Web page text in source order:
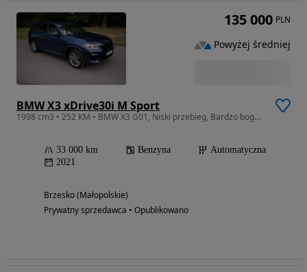
BMW X3 xDrive30i M Sport
1998 cm3 • 252 KM • BMW X3 G01, Niski przebieg, Bardzo bogata wersja wyposażenia
33 000 km Benzyna
Automatyczna
2021
Brzesko (Małopolskie)
Prywatny sprzedawca • Opublikowano
135 000 PLN
Powyżej średniej